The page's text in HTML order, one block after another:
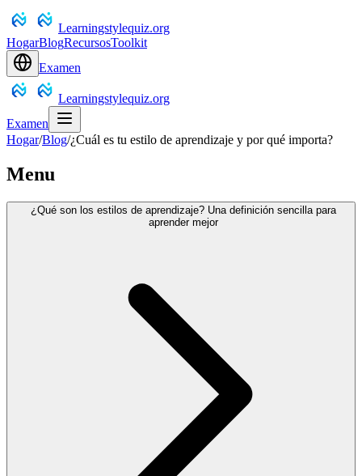
Learningstylequiz.org
HogarBlogRecursosToolkit
Examen
Learningstylequiz.org
Examen
Hogar/Blog/¿Cuál es tu estilo de aprendizaje y por qué importa?
Menu
¿Qué son los estilos de aprendizaje? Una definición sencilla para
aprender mejor